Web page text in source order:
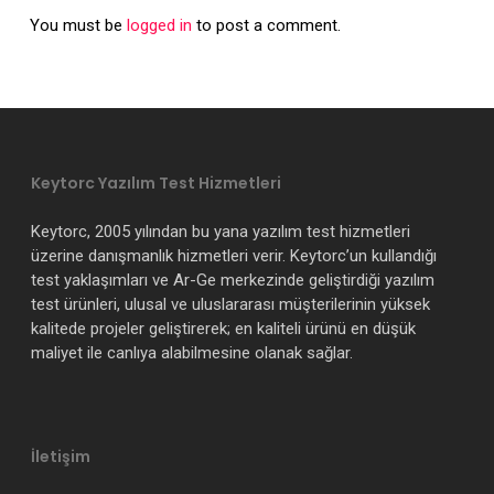
You must be logged in to post a comment.
Keytorc Yazılım Test Hizmetleri
Keytorc, 2005 yılından bu yana yazılım test hizmetleri
üzerine danışmanlık hizmetleri verir. Keytorc’un kullandığı
test yaklaşımları ve Ar-Ge merkezinde geliştirdiği yazılım
test ürünleri, ulusal ve uluslararası müşterilerinin yüksek
kalitede projeler geliştirerek; en kaliteli ürünü en düşük
maliyet ile canlıya alabilmesine olanak sağlar.
İletişim